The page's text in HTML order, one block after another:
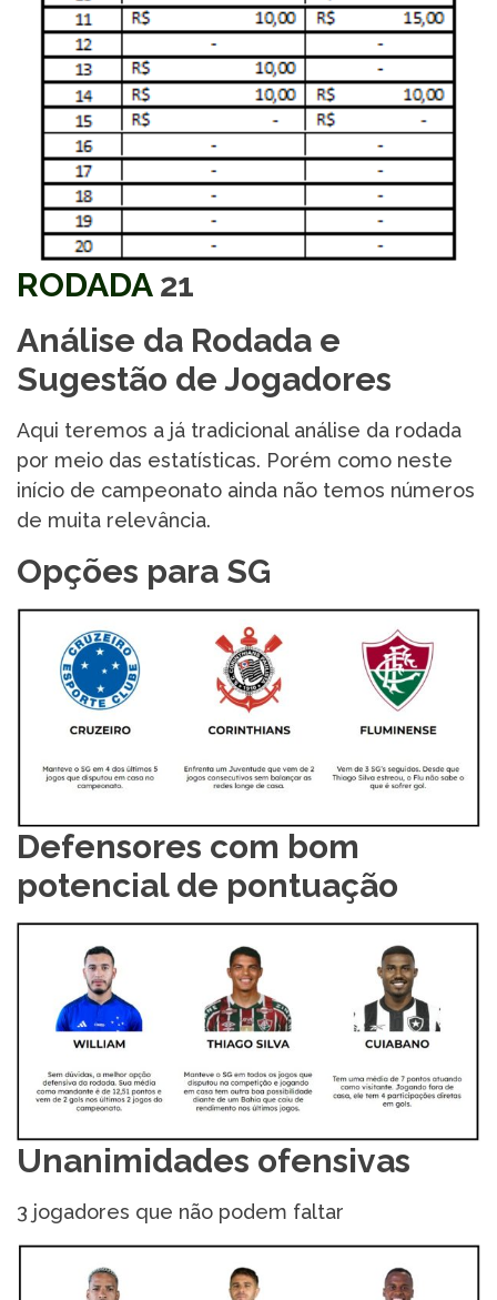
RODADA 21
Análise da Rodada e
Sugestão de Jogadores
Aqui teremos a já tradicional análise da rodada
por meio das estatísticas. Porém como neste
início de campeonato ainda não temos números
de muita relevância.
Opções para SG
Defensores com bom
potencial de pontuação
Unanimidades ofensivas
3 jogadores que não podem faltar